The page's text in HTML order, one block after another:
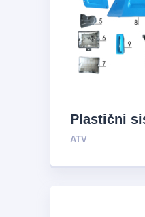
Plastični
ATV